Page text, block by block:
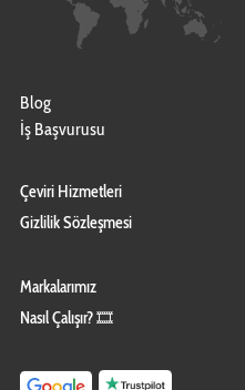
Blog
İş Başvurusu
Çeviri Hizmetleri
Gizlilik Sözleşmesi
Markalarımız
Nasıl Çalışır? 🎞️